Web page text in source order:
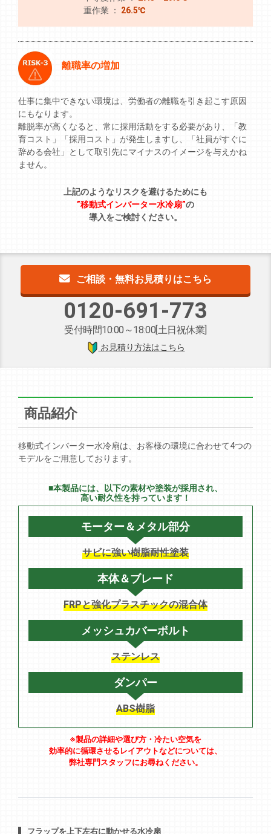
重作業 ： 26.5℃
離職率の増加
仕事に集中できない環境は、労働者の離職を引き起こす原因
にもなります。
離脱率が高くなると、常に採用活動をする必要があり、「教
育コスト」「採用コスト」が発生しますし、「社員がすぐに
辞める会社」として取引先にマイナスのイメージを与えかね
ません。
上記のようなリスクを避けるためにも
”移動式インバーター水冷扇”の
導入をご検討ください。
ご相談・無料お見積りはこちら
0120-691-773
受付時間10:00～18:00[土日祝休業]
お見積り方法はこちら
商品紹介
移動式インバーター水冷扇は、お客様の環境に合わせて4つの
モデルをご用意しております。
■本製品には、以下の素材や塗装が採用され、
高い耐久性を持っています！
モーター＆メタル部分
サビに強い樹脂耐性塗装
本体＆ブレード
FRPと強化プラスチックの混合体
メッシュカバーボルト
ステンレス
ダンパー
ABS樹脂
※製品の詳細や選び方・冷たい空気を
効率的に循環させるレイアウトなどについては、
弊社専門スタッフにお尋ねください。
フラップを上下左右に動かせる水冷扇